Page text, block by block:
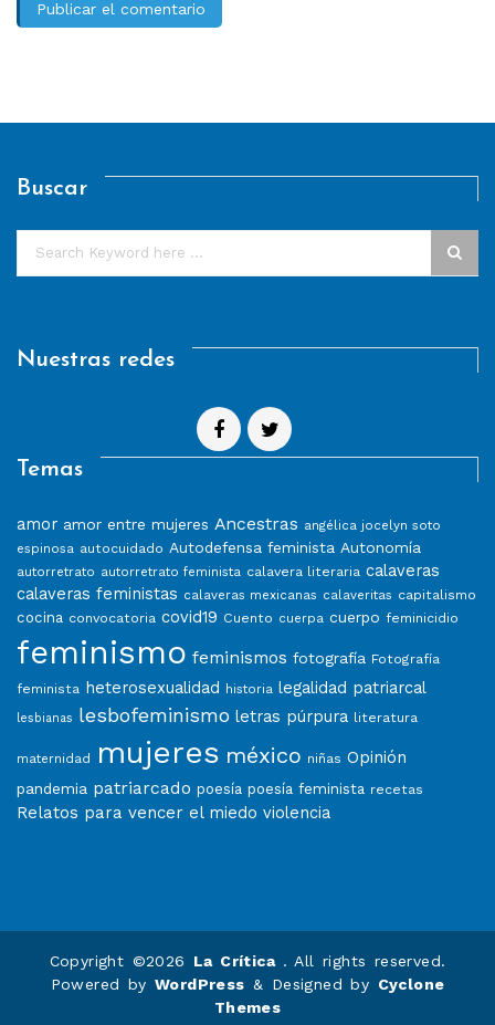
Buscar
Nuestras redes
Temas
amor amor entre mujeres Ancestras angélica jocelyn soto
espinosa autocuidado Autodefensa feminista Autonomía
autorretrato autorretrato feminista calavera literaria calaveras
calaveras feministas calaveras mexicanas calaveritas capitalismo
cocina convocatoria covid19 Cuento cuerpa cuerpo feminicidio
feminismo feminismos fotografía Fotografía
feminista heterosexualidad historia legalidad patriarcal
lesbianas lesbofeminismo letras púrpura literatura
maternidad mujeres méxico niñas Opinión
pandemia patriarcado poesía poesía feminista recetas
Relatos para vencer el miedo violencia
Copyright ©2026 La Crítica . All rights reserved.
Powered by WordPress & Designed by Cyclone
Themes